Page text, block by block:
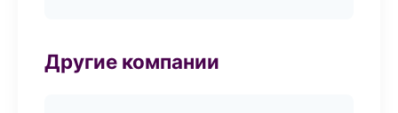
Другие компании